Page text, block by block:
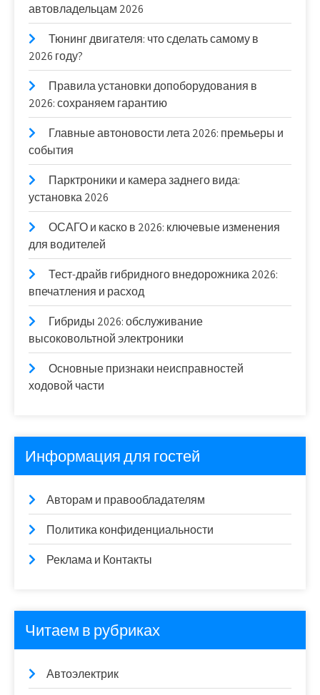
автовладельцам 2026
Тюнинг двигателя: что сделать самому в
2026 году?
Правила установки допоборудования в
2026: сохраняем гарантию
Главные автоновости лета 2026: премьеры и
события
Парктроники и камера заднего вида:
установка 2026
ОСАГО и каско в 2026: ключевые изменения
для водителей
Тест-драйв гибридного внедорожника 2026:
впечатления и расход
Гибриды 2026: обслуживание
высоковольтной электроники
Основные признаки неисправностей
ходовой части
Информация для гостей
Авторам и правообладателям
Политика конфиденциальности
Реклама и Контакты
Читаем в рубриках
Автоэлектрик